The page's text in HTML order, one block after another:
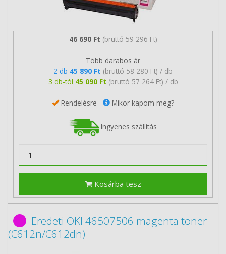
46 690 Ft (bruttó 59 296 Ft)
Több darabos ár
2 db 45 890 Ft (bruttó 58 280 Ft) / db
3 db-tól 45 090 Ft (bruttó 57 264 Ft) / db
Rendelésre Mikor kapom meg?
Ingyenes szállítás
Kosárba tesz
Eredeti OKI 46507506 magenta toner
(C612n/C612dn)